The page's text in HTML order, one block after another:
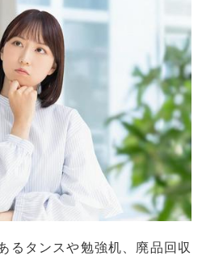
るタンスや勉強机、廃品回収